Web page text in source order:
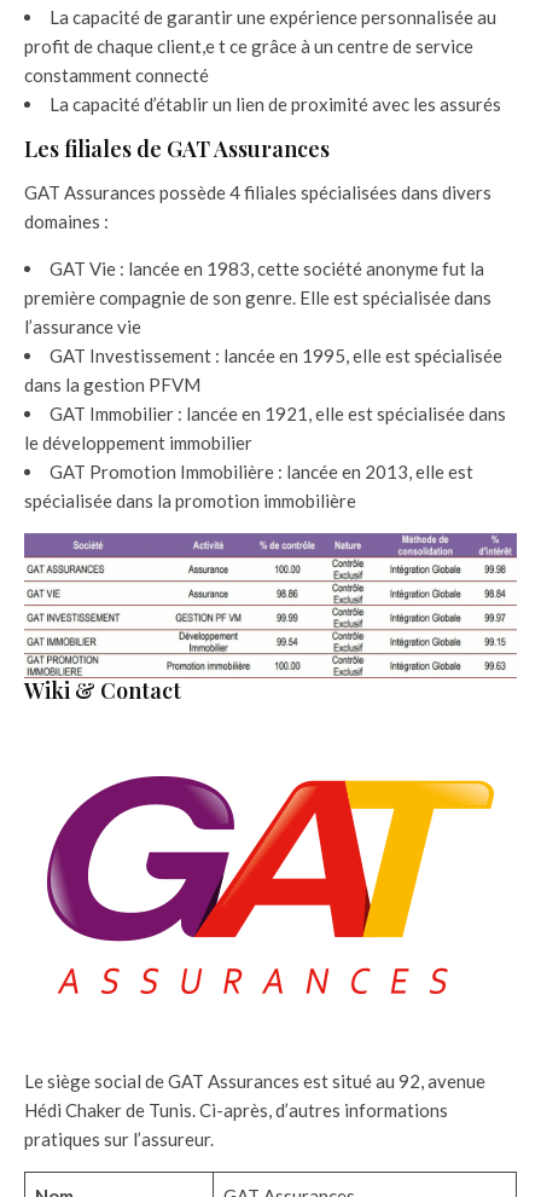
La capacité de garantir une expérience personnalisée au
profit de chaque client,e t ce grâce à un centre de service
constamment connecté
La capacité d’établir un lien de proximité avec les assurés
Les filiales de GAT Assurances
GAT Assurances possède 4 filiales spécialisées dans divers
domaines :
GAT Vie : lancée en 1983, cette société anonyme fut la
première compagnie de son genre. Elle est spécialisée dans
l’assurance vie
GAT Investissement : lancée en 1995, elle est spécialisée
dans la gestion PFVM
GAT Immobilier : lancée en 1921, elle est spécialisée dans
le développement immobilier
GAT Promotion Immobilière : lancée en 2013, elle est
spécialisée dans la promotion immobilière
Wiki & Contact
Le siège social de GAT Assurances est situé au 92, avenue
Hédi Chaker de Tunis. Ci-après, d’autres informations
pratiques sur l’assureur.